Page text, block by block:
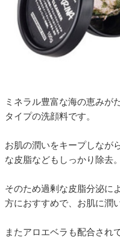
ミネラル豊富な海の恵みが
タイプの洗顔料です。
お肌の潤いをキープしなが
な皮脂などもしっかり除去。
そのため過剰な皮脂分泌に
方におすすめで、お肌に潤
またアロエベラも配合され